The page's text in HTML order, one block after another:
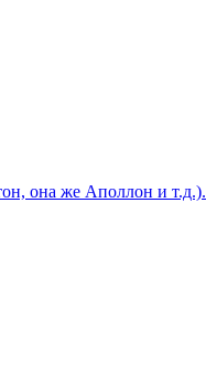
она же Аполлон и т.д.).